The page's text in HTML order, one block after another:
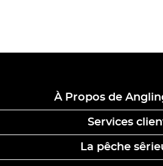
À Propos de
Services
La pêche